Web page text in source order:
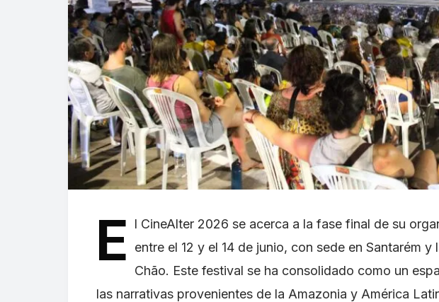
E
l CineAlter 2026 se acerca a la fase final de su
entre el 12 y el 14 de junio, con sede en Santarém
Chão. Este festival se ha consolidado como un
las narrativas provenientes de la Amazonia y América